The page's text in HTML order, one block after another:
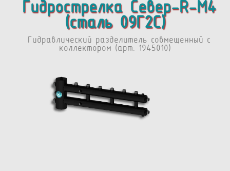
Гидрострелка Север-R-М4
(сталь 09Г2С)
Гидравлический разделитель совмещенный с
коллектором (арт. 1945010)